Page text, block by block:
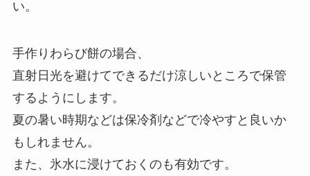
い。
手作りわらび餅の場合、
直射日光を避けてできるだけ涼しいところで保管
するようにします。
夏の暑い時期などは保冷剤などで冷やすと良いか
もしれません。
また、氷水に浸けておくのも有効です。